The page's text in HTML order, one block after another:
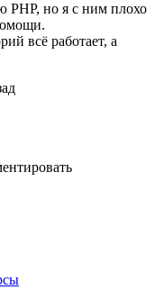
PHP, но я с ним плохо
всё работает, а